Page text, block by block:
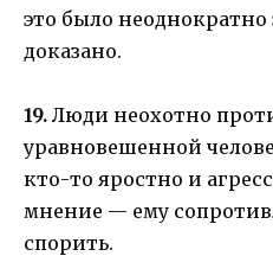
это было
доказано.
19. Люди неохотно
уравновешенной
кто-то яростно и
мнение — ему
спорить.